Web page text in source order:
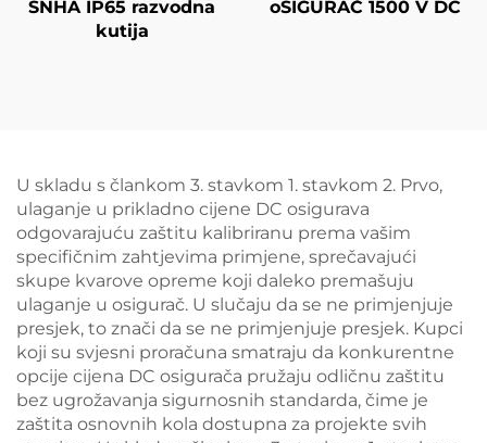
SNHA IP65 razvodna
kutija
oSIGURAČ 1500 V DC
U skladu s člankom 3. stavkom 1. stavkom 2. Prvo,
ulaganje u prikladno cijene DC osigurava
odgovarajuću zaštitu kalibriranu prema vašim
specifičnim zahtjevima primjene, sprečavajući
skupe kvarove opreme koji daleko premašuju
ulaganje u osigurač. U slučaju da se ne primjenjuje
presjek, to znači da se ne primjenjuje presjek. Kupci
koji su svjesni proračuna smatraju da konkurentne
opcije cijena DC osigurača pružaju odličnu zaštitu
bez ugrožavanja sigurnosnih standarda, čime je
zaštita osnovnih kola dostupna za projekte svih